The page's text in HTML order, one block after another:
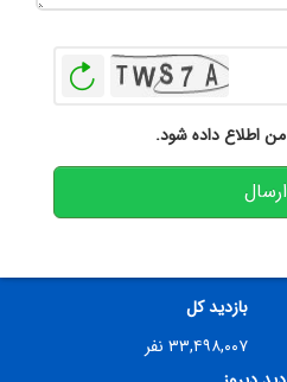
اطلاع داده شود.
ارسال
بازدید کل
۳۳,۴۹۸,۰۰۷ نفر